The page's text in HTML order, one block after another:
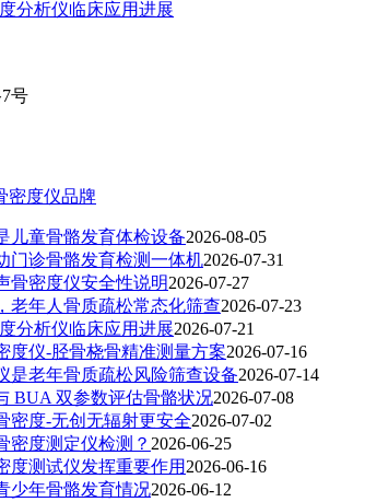
分析仪临床应用进展
号
密度仪品牌
儿童骨骼发育体检设备2026-08-05
门诊骨骼发育检测一体机2026-07-31
骨密度仪安全性说明2026-07-27
老年人骨质疏松常态化筛查2026-07-23
分析仪临床应用进展2026-07-21
度仪-胫骨桡骨精准测量方案2026-07-16
是老年骨质疏松风险筛查设备2026-07-14
BUA 双参数评估骨骼状况2026-07-08
密度-无创无辐射更安全2026-07-02
密度测定仪检测？ 2026-06-25
度测试仪发挥重要作用2026-06-16
少年骨骼发育情况2026-06-12